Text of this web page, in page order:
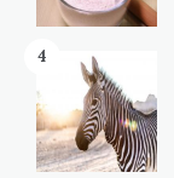
4